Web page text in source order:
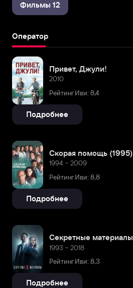
Фильмы 12
Оператор
Привет, Джули!
2010
Рейтинг Иви: 8,4
Подробнее
Скорая помощь (1995)
1994 – 2009
Рейтинг Иви: 8,8
Подробнее
Секретные материалы
1993 – 2018
Рейтинг Иви: 8,3
Подробнее